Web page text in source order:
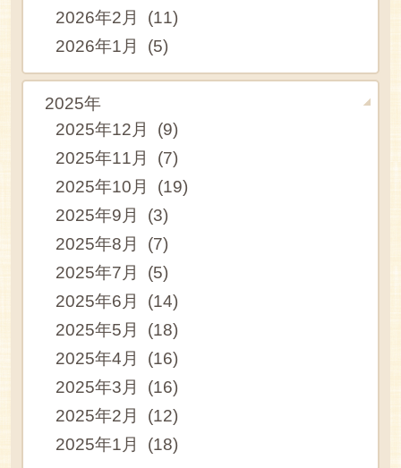
2026年2月 (11)
2026年1月 (5)
2025年
2025年12月 (9)
2025年11月 (7)
2025年10月 (19)
2025年9月 (3)
2025年8月 (7)
2025年7月 (5)
2025年6月 (14)
2025年5月 (18)
2025年4月 (16)
2025年3月 (16)
2025年2月 (12)
2025年1月 (18)